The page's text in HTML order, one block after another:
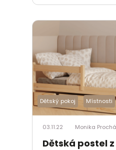
Dětský pokoj Místnosti
03.11.22 Monika
Dětská postel